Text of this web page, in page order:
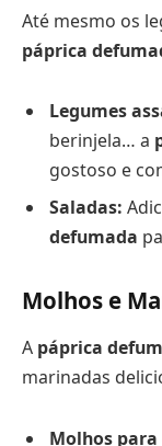
Até mesmo os
páprica
Legumes
berinjela… a
gostoso e
Saladas:
defumada
Molhos e
A páprica
marinadas
Molhos